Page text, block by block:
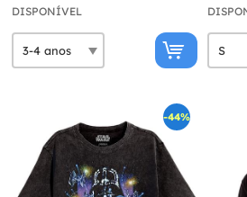
DISPONÍVEL
-44%